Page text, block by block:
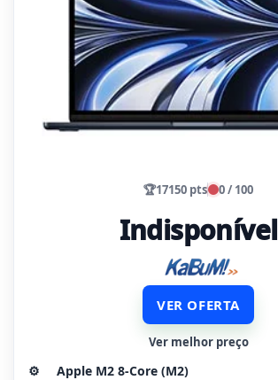
🏆17150 pts 0 / 100
Indisponível
VER OFERTA
Ver melhor preço
⚙️
Apple M2 8-Core (M2)